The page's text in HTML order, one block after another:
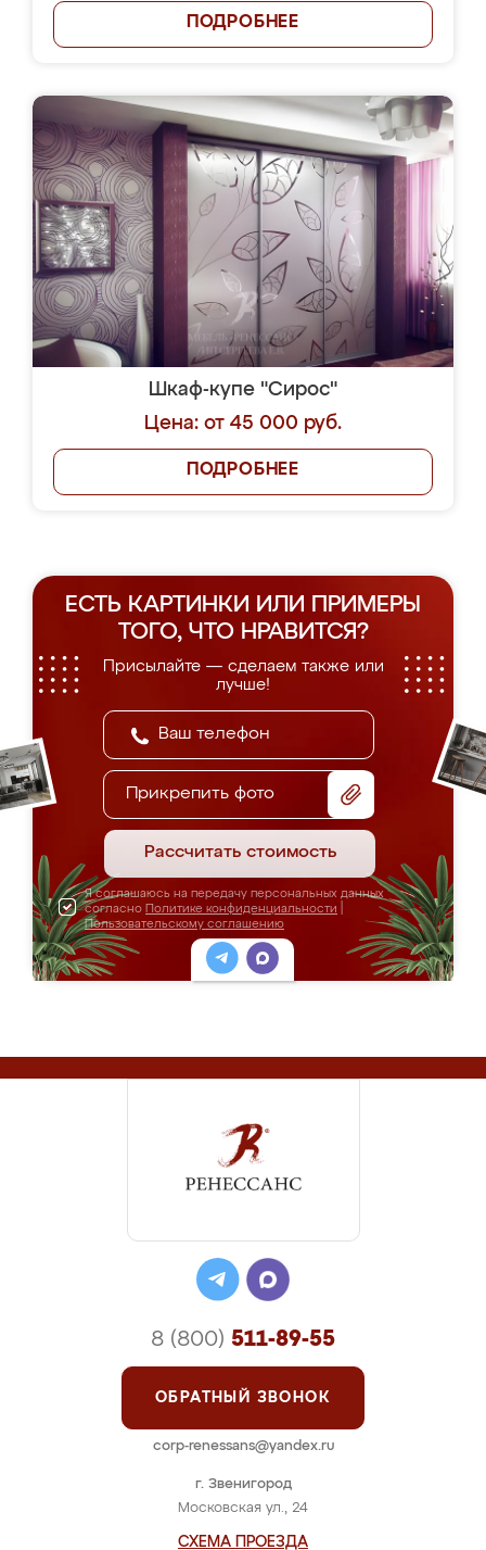
ПОДРОБНЕЕ
Шкаф-купе "Сирос"
Цена: от 45 000 руб.
ПОДРОБНЕЕ
ЕСТЬ КАРТИНКИ ИЛИ ПРИМЕРЫ
ТОГО, ЧТО НРАВИТСЯ?
Присылайте — сделаем также или
лучше!
Прикрепить фото
Рассчитать стоимость
Я соглашаюсь на передачу персональных данных
согласно Политике конфиденциальности
Пользовательскому соглашению
г. Звенигород
Московская ул., 24
СХЕМА ПРОЕЗДА
8 (800) 511-89-55
ОБРАТНЫЙ ЗВОНОК
corp-renessans@yandex.ru